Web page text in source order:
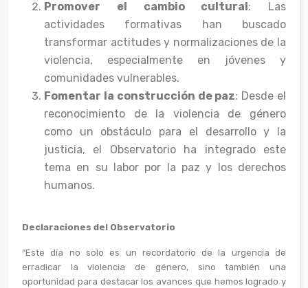
Promover el cambio cultural: Las
actividades formativas han buscado
transformar actitudes y normalizaciones de la
violencia, especialmente en jóvenes y
comunidades vulnerables.
Fomentar la construcción de paz: Desde el
reconocimiento de la violencia de género
como un obstáculo para el desarrollo y la
justicia, el Observatorio ha integrado este
tema en su labor por la paz y los derechos
humanos.
Declaraciones del Observatorio
“Este día no solo es un recordatorio de la urgencia de
erradicar la violencia de género, sino también una
oportunidad para destacar los avances que hemos logrado y